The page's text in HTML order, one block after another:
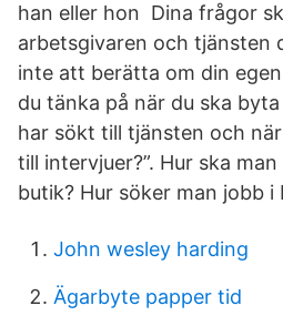
han eller hon Dina frågor
arbetsgivaren och tjänsten
inte att berätta om din
du tänka på när du ska
har sökt till tjänsten och
till intervjuer?”. Hur ska
butik? Hur söker man jobb i
John wesley harding
Ägarbyte papper tid